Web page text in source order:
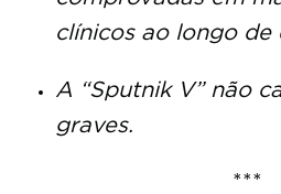
clínicos ao longo de
A “Sputnik V” não
graves.
***